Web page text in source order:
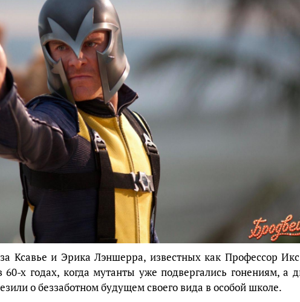
Ксавье и Эрика Лэншерра, известных как Профессор
х годах, когда мутанты уже подвергались гонениям, а
о беззаботном будущем своего вида в особой школе.